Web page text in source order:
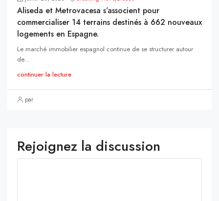
Aliseda et Metrovacesa s’associent pour
commercialiser 14 terrains destinés à 662 nouveaux
logements en Espagne.
Le marché immobilier espagnol continue de se structurer autour
de...
continuer la lecture
par
Rejoignez la discussion